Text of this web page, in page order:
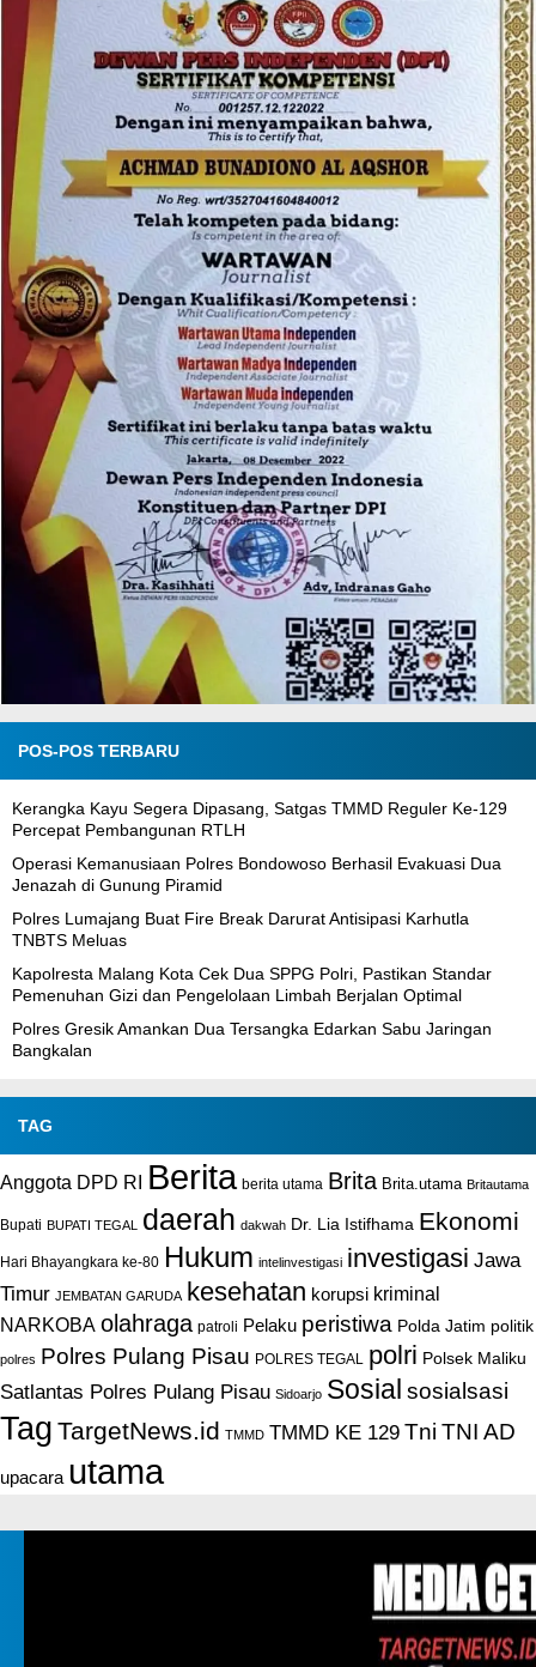
POS-POS TERBARU
Kerangka Kayu Segera Dipasang, Satgas TMMD Reguler Ke-129
Percepat Pembangunan RTLH
Operasi Kemanusiaan Polres Bondowoso Berhasil Evakuasi Dua
Jenazah di Gunung Piramid
Polres Lumajang Buat Fire Break Darurat Antisipasi Karhutla
TNBTS Meluas
Kapolresta Malang Kota Cek Dua SPPG Polri, Pastikan Standar
Pemenuhan Gizi dan Pengelolaan Limbah Berjalan Optimal
Polres Gresik Amankan Dua Tersangka Edarkan Sabu Jaringan
Bangkalan
TAG
Anggota DPD RI Berita berita utama Brita Brita.utama Britautama
Bupati BUPATI TEGAL daerah dakwah Dr. Lia Istifhama Ekonomi
Hari Bhayangkara ke-80 Hukum intelinvestigasi investigasi Jawa
Timur JEMBATAN GARUDA kesehatan korupsi kriminal
NARKOBA olahraga patroli Pelaku peristiwa Polda Jatim politik
polres Polres Pulang Pisau POLRES TEGAL polri Polsek Maliku
Satlantas Polres Pulang Pisau Sidoarjo Sosial sosialsasi
Tag TargetNews.id TMMD TMMD KE 129 Tni TNI AD
upacara utama